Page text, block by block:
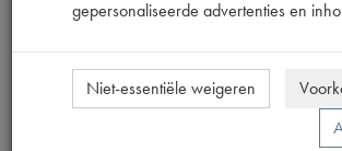
gepersonaliseerde advertenties en
Niet-essentiële weigeren